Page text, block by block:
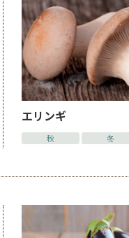
エリンギ
秋 冬